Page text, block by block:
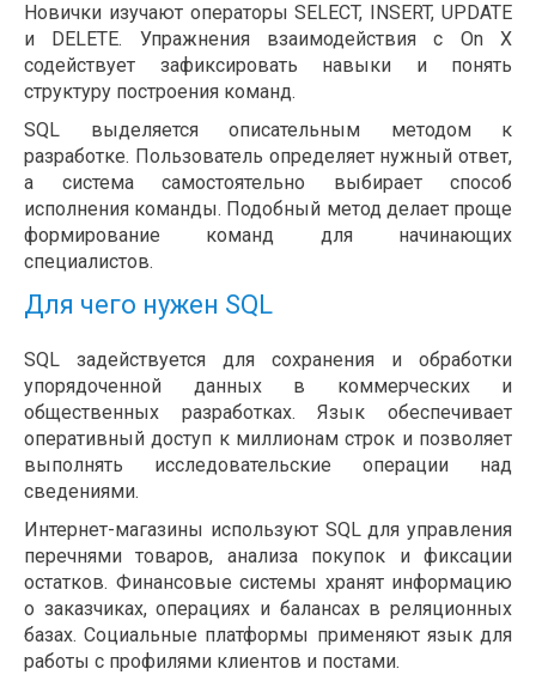
Новички изучают операторы SELECT, INSERT, UPDATE
и DELETE. Упражнения взаимодействия с On X
содействует зафиксировать навыки и понять
структуру построения команд.
SQL выделяется описательным методом к
разработке. Пользователь определяет нужный ответ,
а система самостоятельно выбирает способ
исполнения команды. Подобный метод делает проще
формирование команд для начинающих
специалистов.
Для чего нужен SQL
SQL задействуется для сохранения и обработки
упорядоченной данных в коммерческих и
общественных разработках. Язык обеспечивает
оперативный доступ к миллионам строк и позволяет
выполнять исследовательские операции над
сведениями.
Интернет-магазины используют SQL для управления
перечнями товаров, анализа покупок и фиксации
остатков. Финансовые системы хранят информацию
о заказчиках, операциях и балансах в реляционных
базах. Социальные платформы применяют язык для
работы с профилями клиентов и постами.